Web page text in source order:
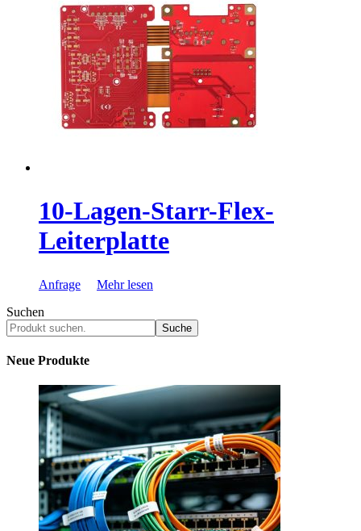
10-Lagen-Starr-Flex-
Leiterplatte
Anfrage
Mehr lesen
Suchen
Suche
Neue Produkte